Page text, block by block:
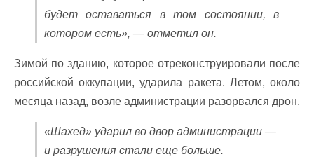
будет оставаться в том состоянии, в
котором есть», — отметил он.
Зимой по зданию, которое отреконструировали после
российской оккупации, ударила ракета. Летом, около
месяца назад, возле администрации разорвался дрон.
«Шахед» ударил во двор администрации —
и разрушения стали еще больше.